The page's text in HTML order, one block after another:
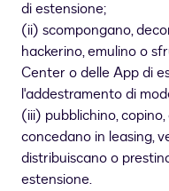
di estensione;
(ii) scompongano,
hackerino, emulino o
Center o delle App di
l'addestramento di
(iii) pubblichino,
concedano in leasing,
distribuiscano o
estensione.